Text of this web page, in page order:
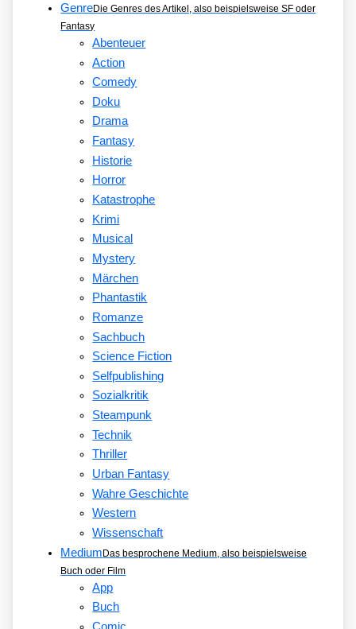
GenreDie Genres des Artikel, also beispielsweise SF oder
Fantasy
Abenteuer
Action
Comedy
Doku
Drama
Fantasy
Historie
Horror
Katastrophe
Krimi
Musical
Mystery
Märchen
Phantastik
Romanze
Sachbuch
Science Fiction
Selfpublishing
Sozialkritik
Steampunk
Technik
Thriller
Urban Fantasy
Wahre Geschichte
Western
Wissenschaft
MediumDas besprochene Medium, also beispielsweise
Buch oder Film
App
Buch